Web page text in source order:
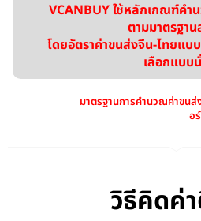
VCANBUY ใช้หลักเกณฑ์คำ
ตามมาตรฐา
โดยอัตราค่าขนส่งจีน-ไทยแบ
เลือกแบบ
มาตรฐานการคำนวณค่าขนส่
อ
วิธีคิดค่